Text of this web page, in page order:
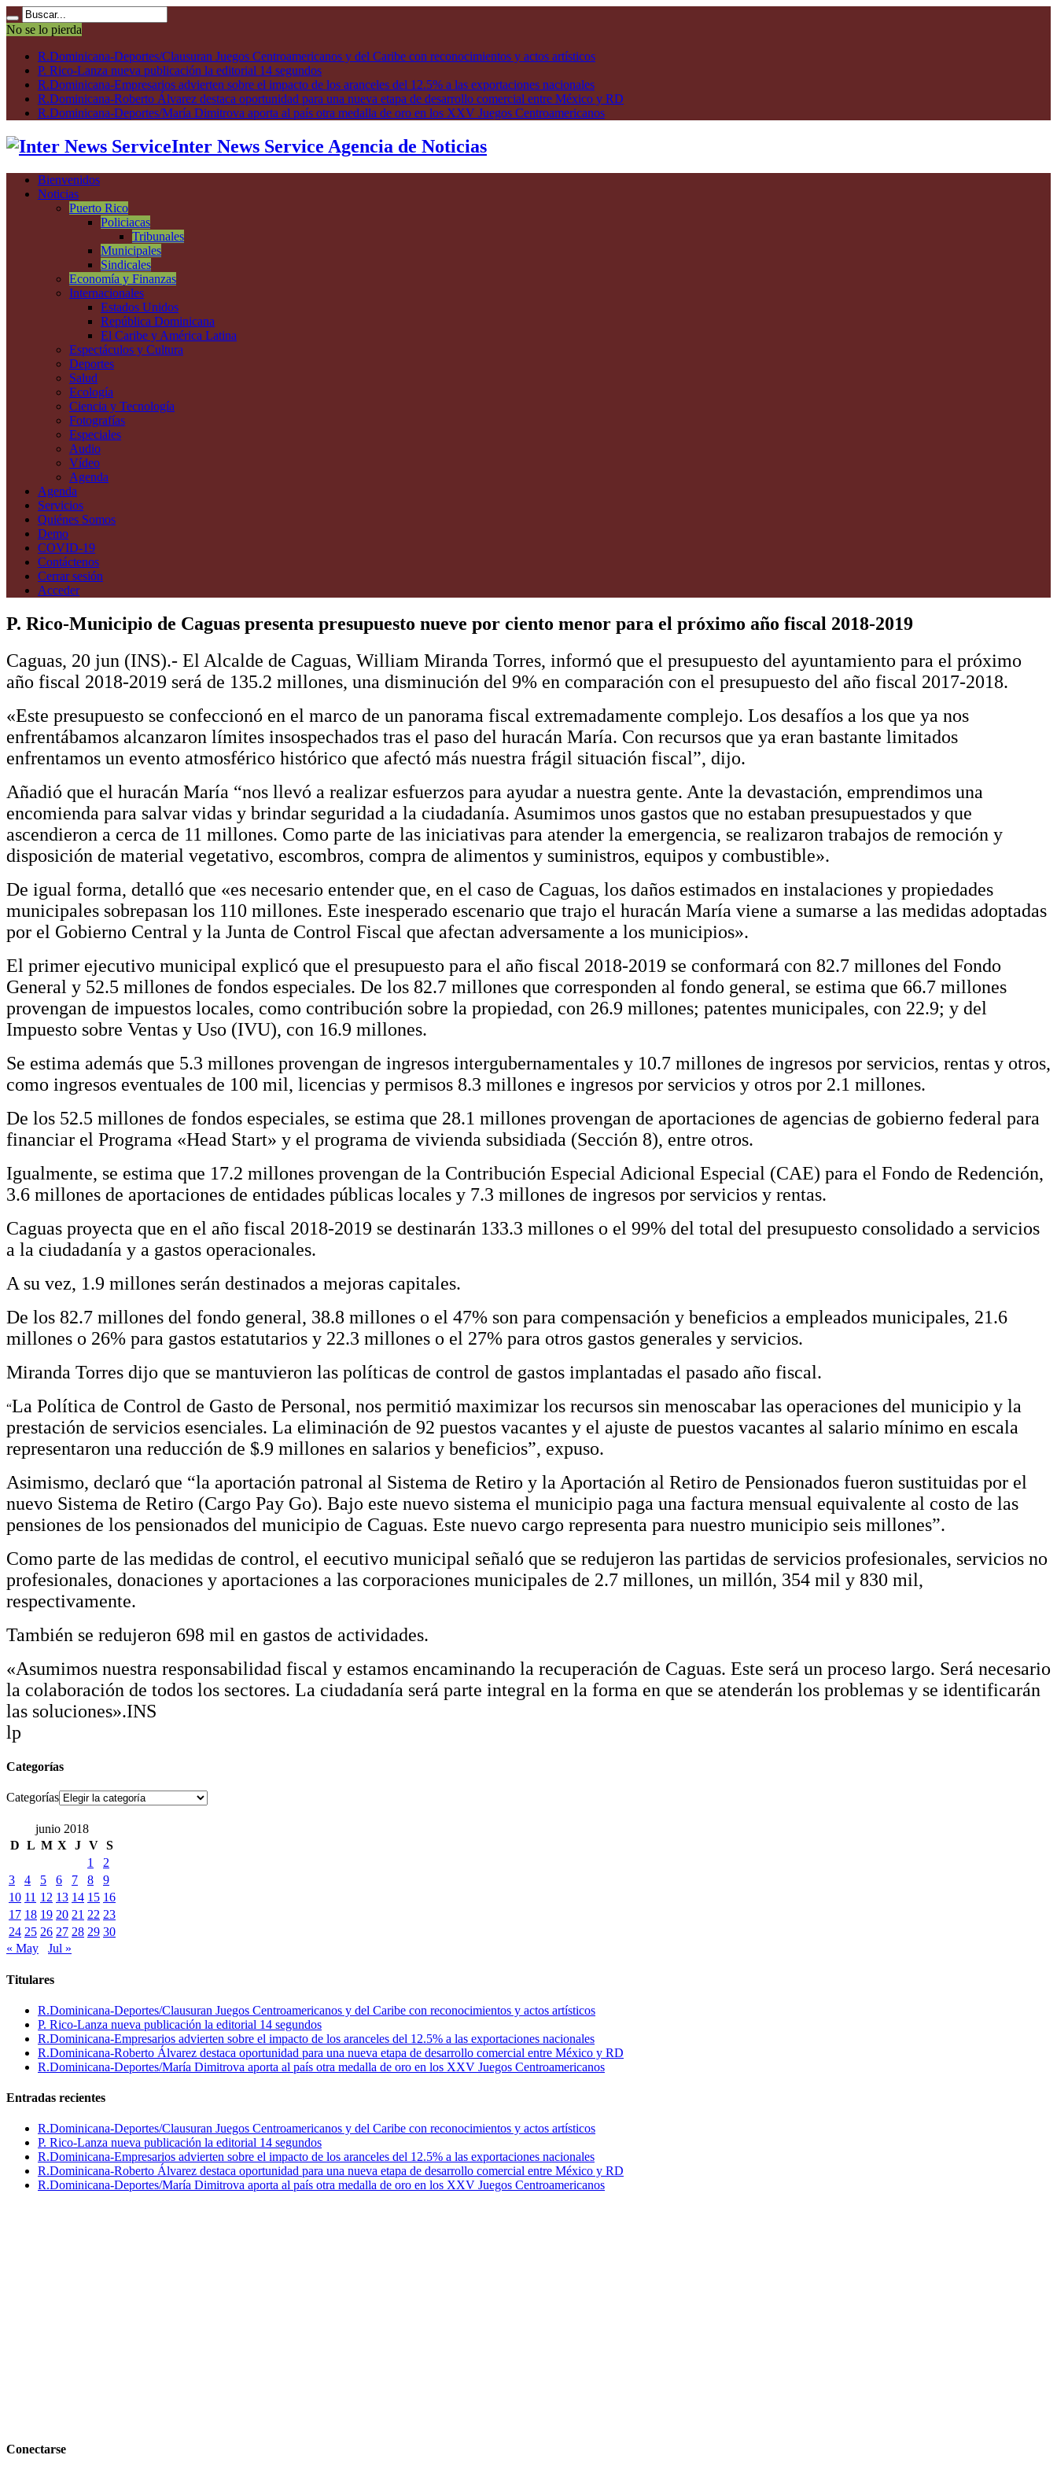
No se lo pierda
R.Dominicana-Deportes/Clausuran Juegos Centroamericanos y del Caribe con reconocimientos y actos artísticos
P. Rico-Lanza nueva publicación la editorial 14 segundos
R.Dominicana-Empresarios advierten sobre el impacto de los aranceles del 12.5% a las exportaciones nacionales
R.Dominicana-Roberto Álvarez destaca oportunidad para una nueva etapa de desarrollo comercial entre México y RD
R.Dominicana-Deportes/María Dimitrova aporta al país otra medalla de oro en los XXV Juegos Centroamericanos
Inter News Service Agencia de Noticias
Bienvenidos
Noticias
Puerto Rico
Policiacas
Tribunales
Municipales
Sindicales
Economía y Finanzas
Internacionales
Estados Unidos
República Dominicana
El Caribe y América Latina
Espectáculos y Cultura
Deportes
Salud
Ecología
Ciencia y Tecnología
Fotografías
Especiales
Audio
Vídeo
Agenda
Agenda
Servicios
Quiénes Somos
Demo
COVID-19
Contáctenos
Cerrar sesión
Acceder
P. Rico-Municipio de Caguas presenta presupuesto nueve por ciento menor para el próximo año fiscal 2018-2019
Caguas, 20 jun (INS).- El Alcalde de Caguas, William Miranda Torres, informó que el presupuesto del ayuntamiento para el próximo
año fiscal 2018-2019 será de 135.2 millones, una disminución del 9% en comparación con el presupuesto del año fiscal 2017-2018.
«Este presupuesto se confeccionó en el marco de un panorama fiscal extremadamente complejo. Los desafíos a los que ya nos
enfrentábamos alcanzaron límites insospechados tras el paso del huracán María. Con recursos que ya eran bastante limitados
enfrentamos un evento atmosférico histórico que afectó más nuestra frágil situación fiscal”, dijo.
Añadió que el huracán María “nos llevó a realizar esfuerzos para ayudar a nuestra gente. Ante la devastación, emprendimos una
encomienda para salvar vidas y brindar seguridad a la ciudadanía. Asumimos unos gastos que no estaban presupuestados y que
ascendieron a cerca de 11 millones. Como parte de las iniciativas para atender la emergencia, se realizaron trabajos de remoción y
disposición de material vegetativo, escombros, compra de alimentos y suministros, equipos y combustible».
De igual forma, detalló que «es necesario entender que, en el caso de Caguas, los daños estimados en instalaciones y propiedades
municipales sobrepasan los 110 millones. Este inesperado escenario que trajo el huracán María viene a sumarse a las medidas adoptadas
por el Gobierno Central y la Junta de Control Fiscal que afectan adversamente a los municipios».
El primer ejecutivo municipal explicó que el presupuesto para el año fiscal 2018-2019 se conformará con 82.7 millones del Fondo
General y 52.5 millones de fondos especiales. De los 82.7 millones que corresponden al fondo general, se estima que 66.7 millones
provengan de impuestos locales, como contribución sobre la propiedad, con 26.9 millones; patentes municipales, con 22.9; y del
Impuesto sobre Ventas y Uso (IVU), con 16.9 millones.
Se estima además que 5.3 millones provengan de ingresos intergubernamentales y 10.7 millones de ingresos por servicios, rentas y otros,
como ingresos eventuales de 100 mil, licencias y permisos 8.3 millones e ingresos por servicios y otros por 2.1 millones.
De los 52.5 millones de fondos especiales, se estima que 28.1 millones provengan de aportaciones de agencias de gobierno federal para
financiar el Programa «Head Start» y el programa de vivienda subsidiada (Sección 8), entre otros.
Igualmente, se estima que 17.2 millones provengan de la Contribución Especial Adicional Especial (CAE) para el Fondo de Redención,
3.6 millones de aportaciones de entidades públicas locales y 7.3 millones de ingresos por servicios y rentas.
Caguas proyecta que en el año fiscal 2018-2019 se destinarán 133.3 millones o el 99% del total del presupuesto consolidado a servicios
a la ciudadanía y a gastos operacionales.
A su vez, 1.9 millones serán destinados a mejoras capitales.
De los 82.7 millones del fondo general, 38.8 millones o el 47% son para compensación y beneficios a empleados municipales, 21.6
millones o 26% para gastos estatutarios y 22.3 millones o el 27% para otros gastos generales y servicios.
Miranda Torres dijo que se mantuvieron las políticas de control de gastos implantadas el pasado año fiscal.
“La Política de Control de Gasto de Personal, nos permitió maximizar los recursos sin menoscabar las operaciones del municipio y la
prestación de servicios esenciales. La eliminación de 92 puestos vacantes y el ajuste de puestos vacantes al salario mínimo en escala
representaron una reducción de $.9 millones en salarios y beneficios”, expuso.
Asimismo, declaró que “la aportación patronal al Sistema de Retiro y la Aportación al Retiro de Pensionados fueron sustituidas por el
nuevo Sistema de Retiro (Cargo Pay Go). Bajo este nuevo sistema el municipio paga una factura mensual equivalente al costo de las
pensiones de los pensionados del municipio de Caguas. Este nuevo cargo representa para nuestro municipio seis millones”.
Como parte de las medidas de control, el eecutivo municipal señaló que se redujeron las partidas de servicios profesionales, servicios no
profesionales, donaciones y aportaciones a las corporaciones municipales de 2.7 millones, un millón, 354 mil y 830 mil,
respectivamente.
También se redujeron 698 mil en gastos de actividades.
«Asumimos nuestra responsabilidad fiscal y estamos encaminando la recuperación de Caguas. Este será un proceso largo. Será necesario
la colaboración de todos los sectores. La ciudadanía será parte integral en la forma en que se atenderán los problemas y se identificarán
las soluciones».INS
lp
Categorías
Categorías
junio 2018
D L M X J V S
1
2
3
4 5 6 7 8
9
10 11 12 13 14 15 16
17 18 19 20 21 22 23
24 25 26 27 28 29 30
« May
Jul »
Titulares
R.Dominicana-Deportes/Clausuran Juegos Centroamericanos y del Caribe con reconocimientos y actos artísticos
P. Rico-Lanza nueva publicación la editorial 14 segundos
R.Dominicana-Empresarios advierten sobre el impacto de los aranceles del 12.5% a las exportaciones nacionales
R.Dominicana-Roberto Álvarez destaca oportunidad para una nueva etapa de desarrollo comercial entre México y RD
R.Dominicana-Deportes/María Dimitrova aporta al país otra medalla de oro en los XXV Juegos Centroamericanos
Entradas recientes
R.Dominicana-Deportes/Clausuran Juegos Centroamericanos y del Caribe con reconocimientos y actos artísticos
P. Rico-Lanza nueva publicación la editorial 14 segundos
R.Dominicana-Empresarios advierten sobre el impacto de los aranceles del 12.5% a las exportaciones nacionales
R.Dominicana-Roberto Álvarez destaca oportunidad para una nueva etapa de desarrollo comercial entre México y RD
R.Dominicana-Deportes/María Dimitrova aporta al país otra medalla de oro en los XXV Juegos Centroamericanos
Conectarse